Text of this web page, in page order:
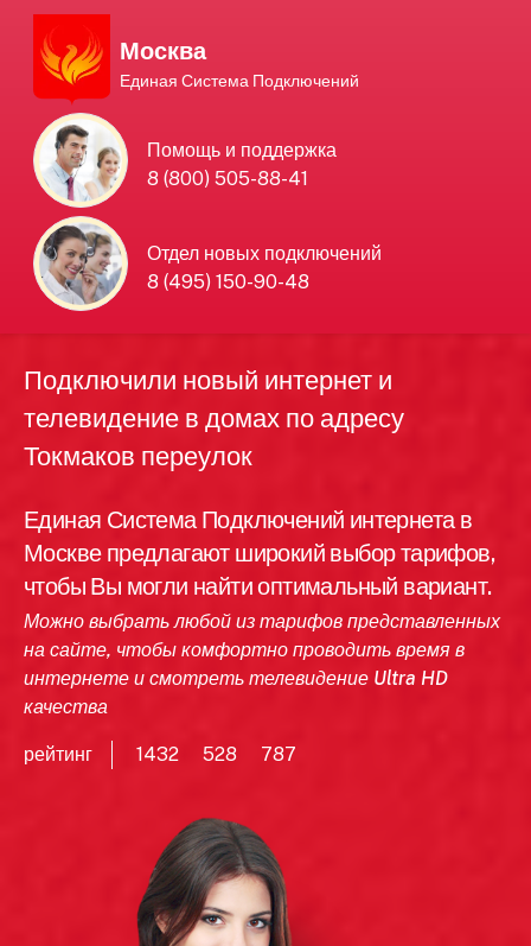
Москва
Единая Система Подключений
Помощь и поддержка
8 (800) 505-88-41
Отдел новых подключений
8 (495) 150-90-48
Единая Система
Подключений
нового интернета и
телевидения в Москве
Подключили новый интернет и
телевидение в домах по адресу
Токмаков переулок
Единая Система Подключений интернета в
Москве предлагают широкий выбор тарифов,
чтобы Вы могли найти оптимальный вариант.
Можно выбрать любой из тарифов представленных
на сайте, чтобы комфортно проводить время в
интернете и смотреть телевидение Ultra HD
качества
рейтинг 1432 528 787